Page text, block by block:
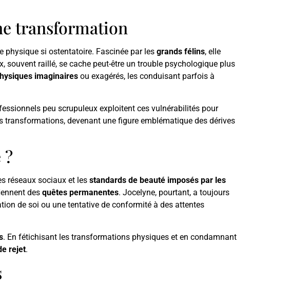
transformation
physique si ostentatoire. Fascinée par les grands félins, elle
souvent raillé, se cache peut-être un trouble psychologique plus
imaginaires ou exagérés, les conduisant parfois à
peu scrupuleux exploitent ces vulnérabilités pour
transformations, devenant une figure emblématique des dérives
réseaux sociaux et les standards de beauté imposés par les
des quêtes permanentes. Jocelyne, pourtant, a toujours
de soi ou une tentative de conformité à des attentes
. En fétichisant les transformations physiques et en condamnant
rejet.